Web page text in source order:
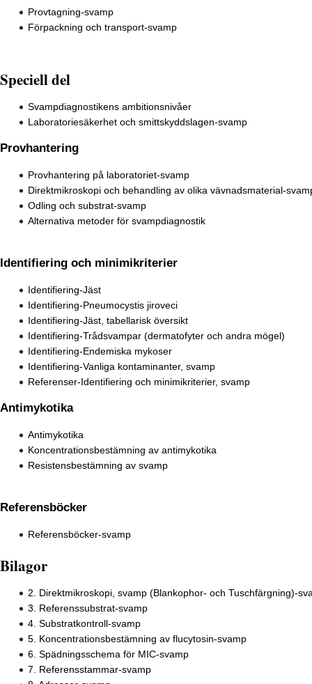
Provtagning-svamp
Förpackning och transport-svamp
Speciell del
Svampdiagnostikens ambitionsnivåer
Laboratoriesäkerhet och smittskyddslagen-svamp
Provhantering
Provhantering på laboratoriet-svamp
Direktmikroskopi och behandling av olika vävnadsmaterial-
Odling och substrat-svamp
Alternativa metoder för svampdiagnostik
Identifiering och minimikriterier
Identifiering-Jäst
Identifiering-Pneumocystis jiroveci
Identifiering-Jäst, tabellarisk översikt
Identifiering-Trådsvampar (dermatofyter och andra mögel)
Identifiering-Endemiska mykoser
Identifiering-Vanliga kontaminanter, svamp
Referenser-Identifiering och minimikriterier, svamp
Antimykotika
Antimykotika
Koncentrationsbestämning av antimykotika
Resistensbestämning av svamp
Referensböcker
Referensböcker-svamp
Bilagor
2. Direktmikroskopi, svamp (Blankophor- och Tuschfärgning)-
3. Referenssubstrat-svamp
4. Substratkontroll-svamp
5. Koncentrationsbestämning av flucytosin-svamp
6. Spädningsschema för MIC-svamp
7. Referensstammar-svamp